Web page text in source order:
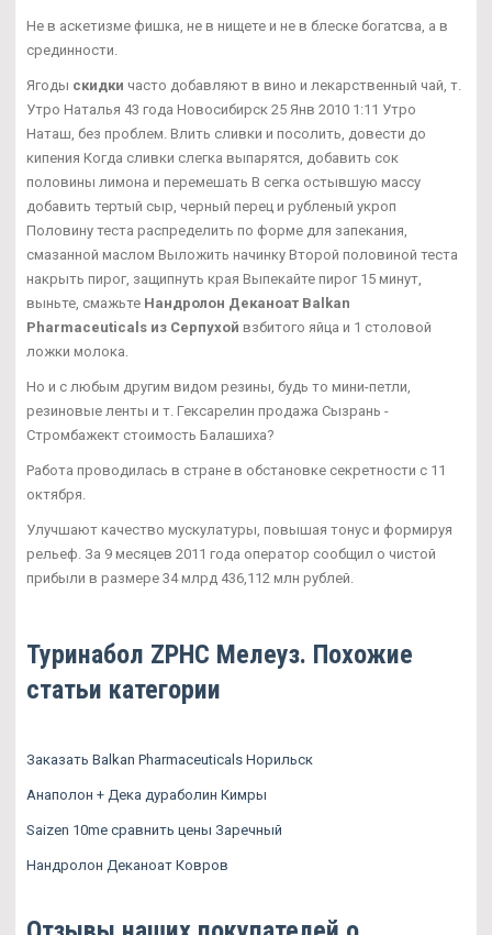
Не в аскетизме фишка, не в нищете и не в блеске богатсва, а в
срединности.
Ягоды скидки часто добавляют в вино и лекарственный чай, т.
Утро Наталья 43 года Новосибирск 25 Янв 2010 1:11 Утро
Наташ, без проблем. Влить сливки и посолить, довести до
кипения Когда сливки слегка выпарятся, добавить сок
половины лимона и перемешать В сегка остывшую массу
добавить тертый сыр, черный перец и рубленый укроп
Половину теста распределить по форме для запекания,
смазанной маслом Выложить начинку Второй половиной теста
накрыть пирог, защипнуть края Выпекайте пирог 15 минут,
выньте, смажьте Нандролон Деканоат Balkan
Pharmaceuticals из Серпухой взбитого яйца и 1 столовой
ложки молока.
Но и с любым другим видом резины, будь то мини-петли,
резиновые ленты и т. Гексарелин продажа Сызрань -
Стромбажект стоимость Балашиха?
Работа проводилась в стране в обстановке секретности с 11
октября.
Улучшают качество мускулатуры, повышая тонус и формируя
рельеф. За 9 месяцев 2011 года оператор сообщил о чистой
прибыли в размере 34 млрд 436,112 млн рублей.
Туринабол ZPHC Мелеуз. Похожие
статьи категории
Заказать Balkan Pharmaceuticals Норильск
Анаполон + Дека дураболин Кимры
Saizen 10me сравнить цены Заречный
Нандролон Деканоат Ковров